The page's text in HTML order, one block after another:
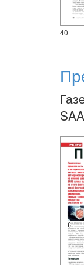
40